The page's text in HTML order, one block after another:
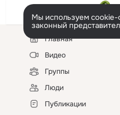
Мы используем cookie-
законный
Левая
колонкаГлавная
Видео
Группы
Люди
Публикации